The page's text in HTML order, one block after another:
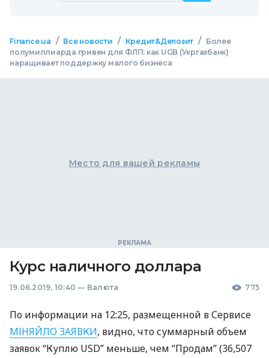
Finance.ua / Все новости / Кредит&Депозит /
Более
полумиллиарда гривен для ФЛП: как UGB (Укргазбанк)
наращивает поддержку малого бизнеса
Место для вашей рекламы
Курс наличного доллара
19.06.2019, 10:40 — Валюта 775
По информации на 12:25, размещенной в Сервисе
МІНЯЙЛОЗАЯВКИ, видно, что суммарный объем
заявок “Куплю USD” меньше, чем “Продам” (36,507